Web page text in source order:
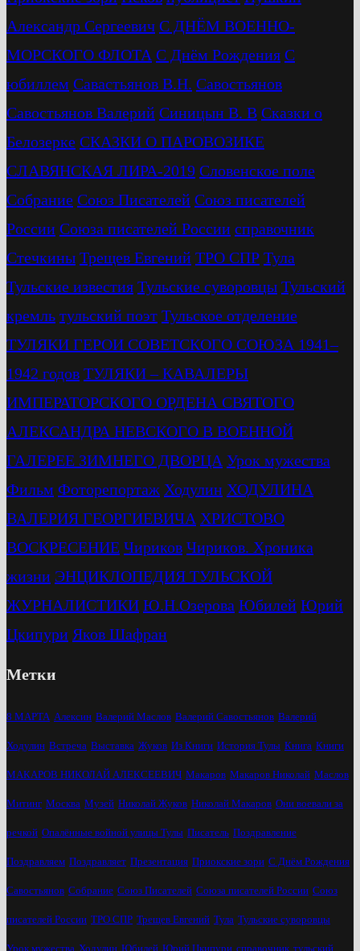
Александр Сергеевич С ДНЁМ ВОЕННО-
МОРСКОГО ФЛОТА С Днём Рождения С
юбиллем Савастьянов В.Н. Савостьянов
Савостьянов Валерий Синицын В. В Сказки о
Белозерке СКАЗКИ О ПАРОВОЗИКЕ
СЛАВЯНСКАЯ ЛИРА-2019 Словенское поле
Собрание Союз Писателей Союз писателей
России Союза писателей России справочник
Стечкины Трещев Евгений ТРО СПР Тула
Тульские известия Тульские суворовцы Тульский
кремль тульский поэт Тульское отделение
ТУЛЯКИ ГЕРОИ СОВЕТСКОГО СОЮЗА 1941–
1942 годов ТУЛЯКИ – КАВАЛЕРЫ
ИМПЕРАТОРСКОГО ОРДЕНА СВЯТОГО
АЛЕКСАНДРА НЕВСКОГО В ВОЕННОЙ
ГАЛЕРЕЕ ЗИМНЕГО ДВОРЦА Урок мужества
Фильм Фоторепортаж Ходулин ХОДУЛИНА
ВАЛЕРИЯ ГЕОРГИЕВИЧА ХРИСТОВО
ВОСКРЕСЕНИЕ Чириков Чириков. Хроника
жизни ЭНЦИКЛОПЕДИЯ ТУЛЬСКОЙ
ЖУРНАЛИСТИКИ Ю.Н.Озерова Юбилей Юрий
Цкипури Яков Шафран
Метки
8 МАРТА Алексин Валерий Маслов Валерий Савостьянов Валерий
Ходулин Встреча Выставка Жуков Из Книги История Тулы Книга Книги
МАКАРОВ НИКОЛАЙ АЛЕКСЕЕВИЧ Макаров Макаров Николай Маслов
Митинг Москва Музей Николай Жуков Николай Макаров Они воевали за
речкой Опалённые войной улицы Тулы Писатель Поздравление
Поздравляем Поздравляет Презентация Приокские зори С Днём Рождения
Савостьянов Собрание Союз Писателей Союза писателей России Союз
писателей России ТРО СПР Трещев Евгений Тула Тульские суворовцы
Урок мужества Ходулин Юбилей Юрий Цкипури справочник тульский